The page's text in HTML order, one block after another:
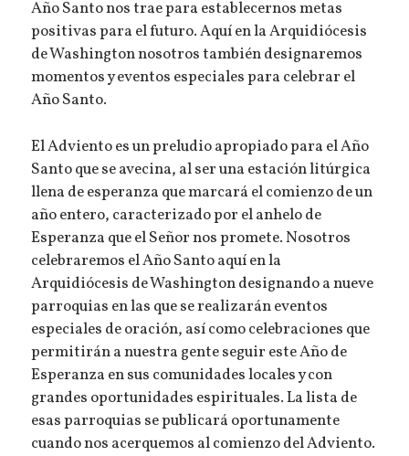
Año Santo nos trae para establecernos metas
positivas para el futuro. Aquí en la Arquidiócesis
de Washington nosotros también designaremos
momentos y eventos especiales para celebrar el
Año Santo.
El Adviento es un preludio apropiado para el Año
Santo que se avecina, al ser una estación litúrgica
llena de esperanza que marcará el comienzo de un
año entero, caracterizado por el anhelo de
Esperanza que el Señor nos promete. Nosotros
celebraremos el Año Santo aquí en la
Arquidiócesis de Washington designando a nueve
parroquias en las que se realizarán eventos
especiales de oración, así como celebraciones que
permitirán a nuestra gente seguir este Año de
Esperanza en sus comunidades locales y con
grandes oportunidades espirituales. La lista de
esas parroquias se publicará oportunamente
cuando nos acerquemos al comienzo del Adviento.